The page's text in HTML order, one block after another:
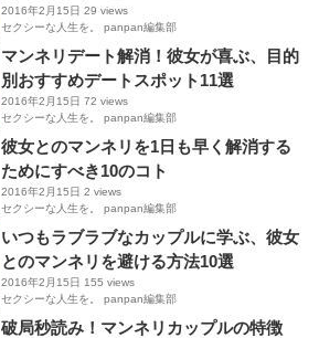
2016年2月15日 29 views
セクシーな人生を。 panpan編集部
マンネリデート解消！彼女が喜ぶ、目的
別おすすめデートスポット11選
2016年2月15日 72 views
セクシーな人生を。 panpan編集部
彼女とのマンネリを1日も早く解消する
ためにすべき10のコト
2016年2月15日 2 views
セクシーな人生を。 panpan編集部
いつもラブラブなカップルに学ぶ、彼女
とのマンネリを避ける方法10選
2016年2月15日 155 views
セクシーな人生を。 panpan編集部
破局秒読み！マンネリカップルの特徴